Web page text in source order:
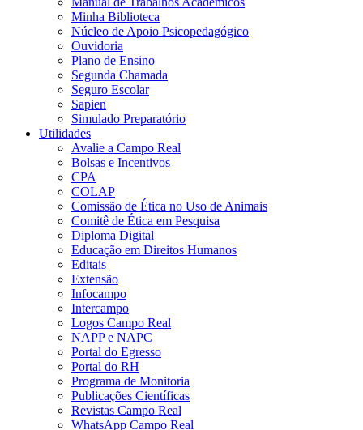
Minha Biblioteca
Núcleo de Apoio Psicopedagógico
Ouvidoria
Plano de Ensino
Segunda Chamada
Seguro Escolar
Sapien
Simulado Preparatório
Utilidades
Avalie a Campo Real
Bolsas e Incentivos
CPA
COLAP
Comissão de Ética no Uso de Animais
Comitê de Ética em Pesquisa
Diploma Digital
Educação em Direitos Humanos
Editais
Extensão
Infocampo
Intercampo
Logos Campo Real
NAPP e NAPC
Portal do Egresso
Portal do RH
Programa de Monitoria
Publicações Científicas
Revistas Campo Real
WhatsApp Campo Real